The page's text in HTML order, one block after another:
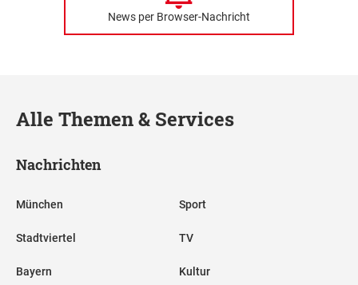
News per Browser-Nachricht
Alle Themen & Services
Nachrichten
München
Stadtviertel
Bayern
Sport
TV
Kultur